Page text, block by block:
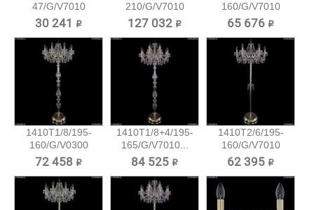
47/G/V7010
Хрустальная...
30 241 ₽
210/G/V7010
Хрустальный...
127 032 ₽
160/G/V7010
Хрустальный...
65 676 ₽
1410T1/8/195-
160/G/V0300
Хрустальный...
72 458 ₽
1410T1/8+4/195-
165/G/V7010...
84 525 ₽
1410T2/6/195-
160/G/V7010
Хрустальный...
62 395 ₽